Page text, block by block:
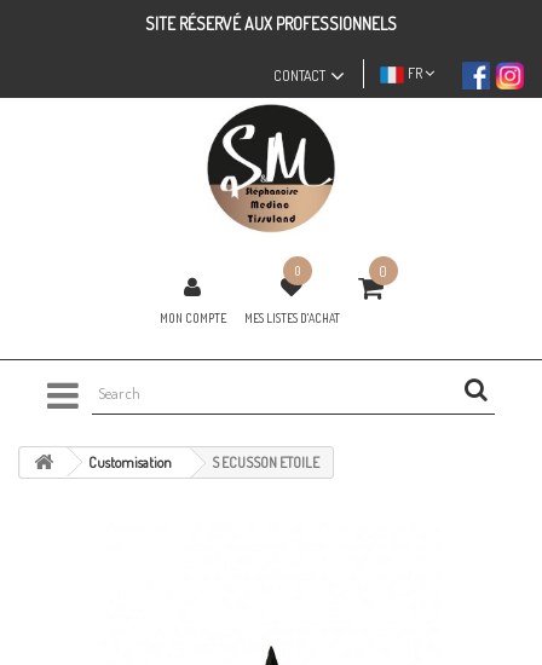
SITE RÉSERVÉ AUX PROFESSIONNELS
FR
CONTACT
MON COMPTE
0
MES LISTES D'ACHAT
0
Customisation S ECUSSON ETOILE